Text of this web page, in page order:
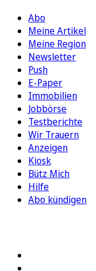
Abo
Meine Artikel
Meine Region
Newsletter
Push
E-Paper
Immobilien
Jobbörse
Testberichte
Wir Trauern
Anzeigen
Kiosk
Bütz Mich
Hilfe
Abo kündigen